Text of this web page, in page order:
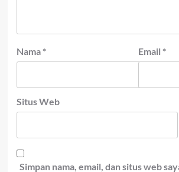
Nama * Email *
Situs Web
Simpan nama, email, dan situs web